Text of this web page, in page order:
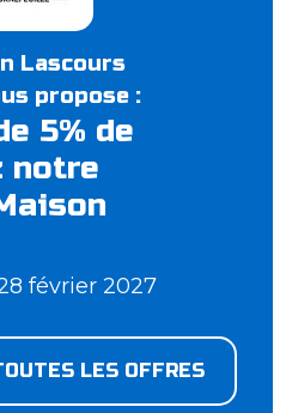
Lascours
propose :
5% de
notre
février 2027
LES OFFRES